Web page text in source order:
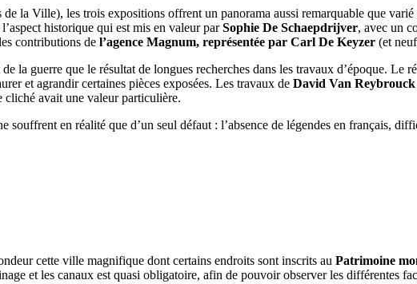
de la Ville), les trois expositions offrent un panorama aussi remarquable que
historique qui est mis en valeur parSophie De Schaepdrijver, avec un
contributions de l’agence Magnum, représentée par Carl De Keyzer(et neuf
la guerre que le résultat de longues recherches dans les travaux d’époque. Le
et agrandir certaines pièces exposées. Les travaux de David Van Reybrouck
cliché avait une valeur particulière.
en réalité que d’un seul défaut : l’absence de légendes en français,
cette ville magnifique dont certains endroits sont inscrits au Patrimoine
et les canaux est quasi obligatoire, afin de pouvoir observer les différentes